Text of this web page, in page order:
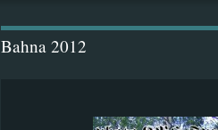
Bahna 2012